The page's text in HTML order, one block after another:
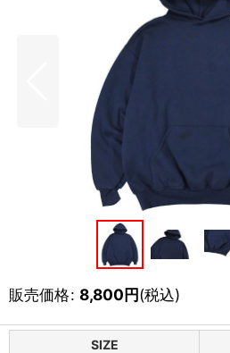
販売価格: 8,800円(税込)
SIZE